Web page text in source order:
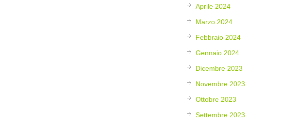
Aprile 2024
Marzo 2024
Febbraio 2024
Gennaio 2024
Dicembre 2023
Novembre 2023
Ottobre 2023
Settembre 2023